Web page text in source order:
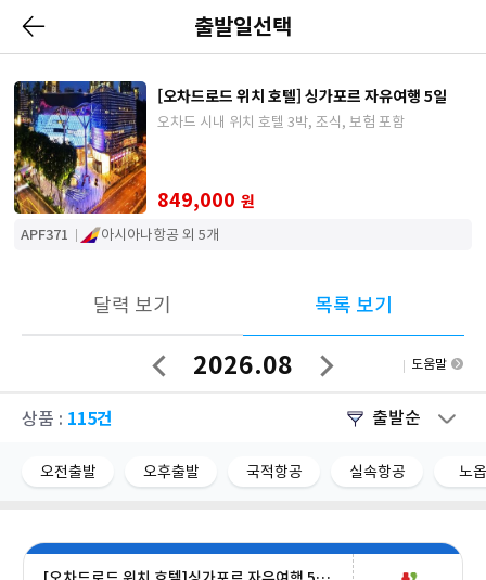
출발일선택
[오차드로드 위치 호텔] 싱가포르 자유여행 5일
오차드 시내 위치 호텔 3박, 조식, 보험 포함
849,000 원
APF371 아시아나항공 외 5개
달력 보기 목록 보기
이
2026.08
다
도움말
상품 : 115건 출발순
오전출발 오후출발 국적항공 실속항공 노